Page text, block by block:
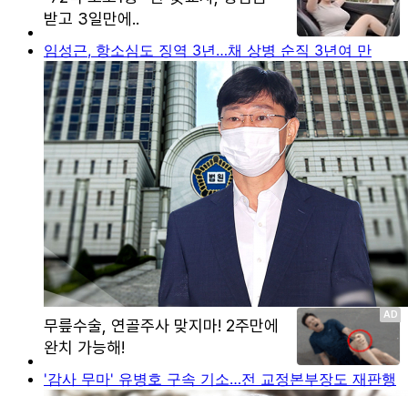
임성근, 항소심도 징역 3년…채 상병 순직 3년여 만
'감사 무마' 유병호 구속 기소…전 교정본부장도 재판행